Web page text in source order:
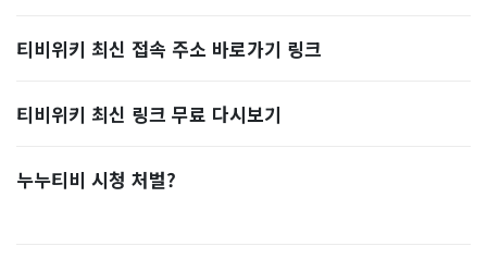
티비위키 최신 접속 주소 바로가기 링크
티비위키 최신 링크 무료 다시보기
누누티비 시청 처벌?